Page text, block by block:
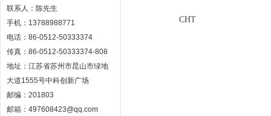
联系人：陈先生
手机：13788988771
电话：86-0512-50333374
传真：86-0512-50333374-808
地址：江苏省苏州市昆山市绿地
大道1555号中科创新广场
邮编：201803
邮箱：497608423@qq.com